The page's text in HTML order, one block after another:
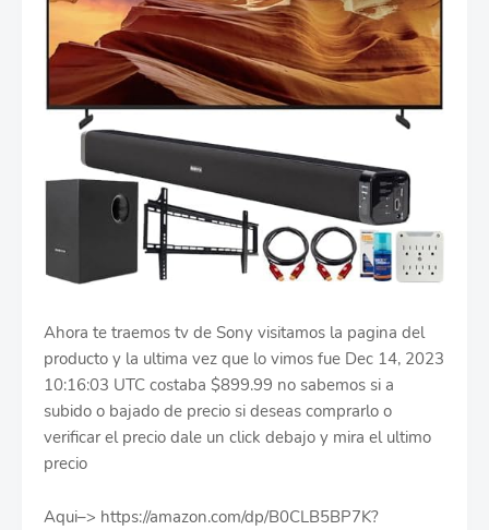
Ahora te traemos tv de Sony visitamos la pagina del
producto y la ultima vez que lo vimos fue Dec 14, 2023
10:16:03 UTC costaba $899.99 no sabemos si a
subido o bajado de precio si deseas comprarlo o
verificar el precio dale un click debajo y mira el ultimo
precio
Aqui–> https://amazon.com/dp/B0CLB5BP7K?